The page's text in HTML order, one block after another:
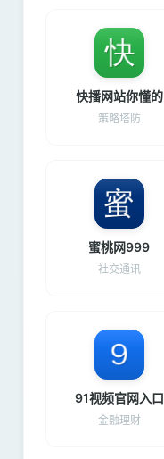
快播网站你懂的
策略塔防
蜜桃网999
社交通讯
91视频官网入口
金融理财